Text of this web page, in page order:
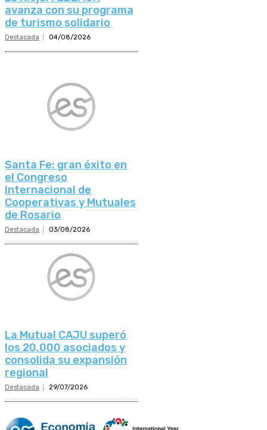
avanza con su programa
de turismo solidario
Destacada 04/08/2026
Santa Fe: gran éxito en
el Congreso
Internacional de
Cooperativas y Mutuales
de Rosario
Destacada 03/08/2026
La Mutual CAJU superó
los 20.000 asociados y
consolida su expansión
regional
Destacada 29/07/2026